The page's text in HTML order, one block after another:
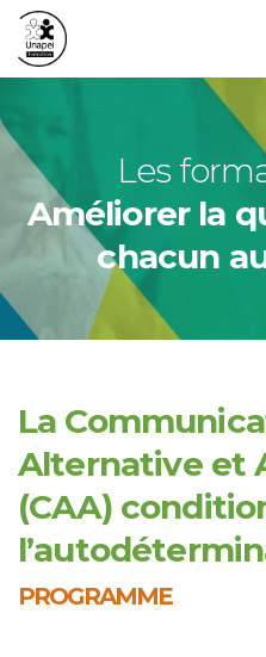
Les
Améliorer la
chacun
La
Alternative et
(CAA)
PROGRAMME